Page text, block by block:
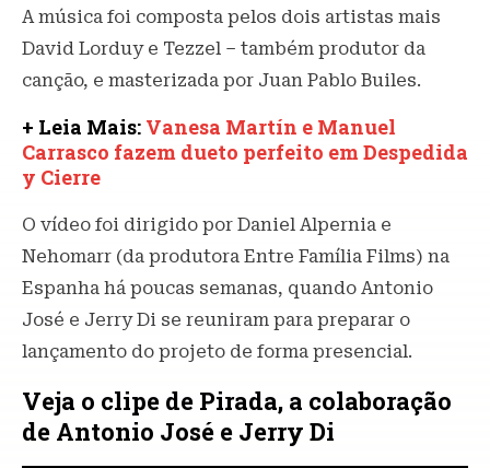
A música foi composta pelos dois artistas mais
David Lorduy e Tezzel – também produtor da
canção, e masterizada por Juan Pablo Builes.
+ Leia Mais: Vanesa Martín e Manuel
Carrasco fazem dueto perfeito em Despedida
y Cierre
O vídeo foi dirigido por Daniel Alpernia e
Nehomarr (da produtora Entre Família Films) na
Espanha há poucas semanas, quando Antonio
José e Jerry Di se reuniram para preparar o
lançamento do projeto de forma presencial.
Veja o clipe de Pirada, a colaboração
de Antonio José e Jerry Di